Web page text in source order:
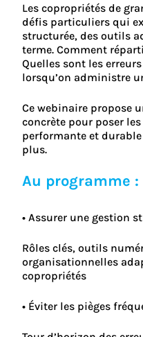
Les copropriétés de
défis particuliers qui
structurée, des outils
terme. Comment
Quelles sont les
lorsqu’on administre
Ce webinaire propose
concrète pour poser
performante et durable
plus.
Au programme :
• Assurer une gestion
Rôles clés, outils
organisationnelles
copropriétés
• Éviter les pièges